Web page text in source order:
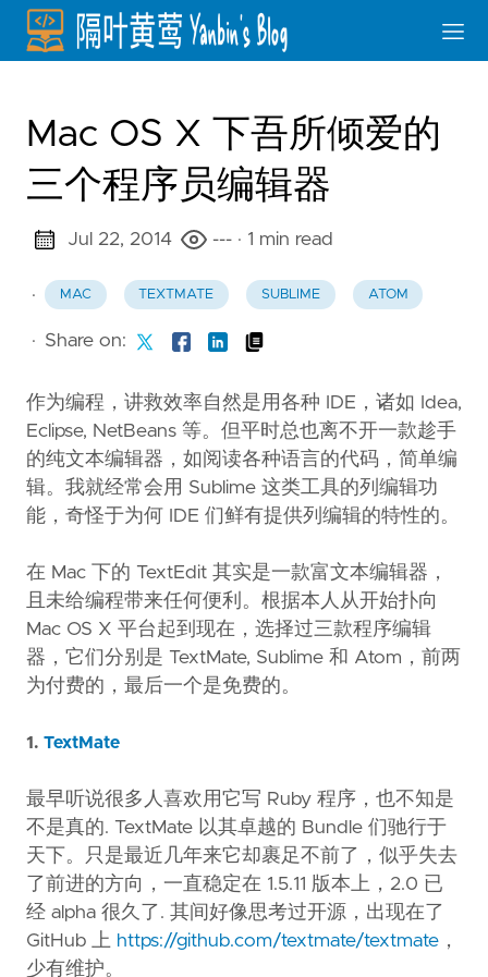
Mac OS X 下吾所倾爱的
三个程序员编辑器
Jul 22, 2014 --- · 1 min read
· MAC TEXTMATE SUBLIME ATOM
· Share on:
作为编程，讲救效率自然是用各种 IDE，诸如 Idea,
Eclipse, NetBeans 等。但平时总也离不开一款趁手
的纯文本编辑器，如阅读各种语言的代码，简单编
辑。我就经常会用 Sublime 这类工具的列编辑功
能，奇怪于为何 IDE 们鲜有提供列编辑的特性的。
在 Mac 下的 TextEdit 其实是一款富文本编辑器，
且未给编程带来任何便利。根据本人从开始扑向
Mac OS X 平台起到现在，选择过三款程序编辑
器，它们分别是 TextMate, Sublime 和 Atom，前两
为付费的，最后一个是免费的。
1. TextMate
最早听说很多人喜欢用它写 Ruby 程序，也不知是
不是真的. TextMate 以其卓越的 Bundle 们驰行于
天下。只是最近几年来它却裹足不前了，似乎失去
了前进的方向，一直稳定在 1.5.11 版本上，2.0 已
经 alpha 很久了. 其间好像思考过开源，出现在了
GitHub 上 https://github.com/textmate/textmate ，
少有维护。